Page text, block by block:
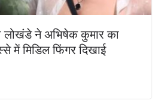
लोखंडे ने अभिषेक कुमार का
में मिडिल फिंगर दिखाई